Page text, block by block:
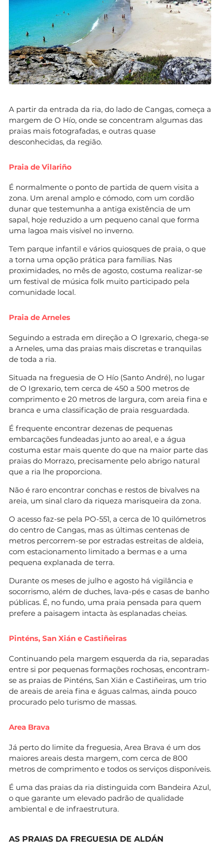
A partir da entrada da ria, do lado de Cangas, começa a
margem de O Hío, onde se concentram algumas das
praias mais fotografadas, e outras quase
desconhecidas, da região.
Praia de Vilariño
É normalmente o ponto de partida de quem visita a
zona. Um arenal amplo e cómodo, com um cordão
dunar que testemunha a antiga existência de um
sapal, hoje reduzido a um pequeno canal que forma
uma lagoa mais visível no inverno.
Tem parque infantil e vários quiosques de praia, o que
a torna uma opção prática para famílias. Nas
proximidades, no mês de agosto, costuma realizar-se
um festival de música folk muito participado pela
comunidade local.
Praia de Arneles
Seguindo a estrada em direção a O Igrexario, chega-se
a Arneles, uma das praias mais discretas e tranquilas
de toda a ria.
Situada na freguesia de O Hío (Santo André), no lugar
de O Igrexario, tem cerca de 450 a 500 metros de
comprimento e 20 metros de largura, com areia fina e
branca e uma classificação de praia resguardada.
É frequente encontrar dezenas de pequenas
embarcações fundeadas junto ao areal, e a água
costuma estar mais quente do que na maior parte das
praias do Morrazo, precisamente pelo abrigo natural
que a ria lhe proporciona.
Não é raro encontrar conchas e restos de bivalves na
areia, um sinal claro da riqueza marisqueira da zona.
O acesso faz-se pela PO-551, a cerca de 10 quilómetros
do centro de Cangas, mas as últimas centenas de
metros percorrem-se por estradas estreitas de aldeia,
com estacionamento limitado a bermas e a uma
pequena explanada de terra.
Durante os meses de julho e agosto há vigilância e
socorrismo, além de duches, lava-pés e casas de banho
públicas. É, no fundo, uma praia pensada para quem
prefere a paisagem intacta às esplanadas cheias.
Pinténs, San Xián e Castiñeiras
Continuando pela margem esquerda da ria, separadas
entre si por pequenas formações rochosas, encontram-
se as praias de Pinténs, San Xián e Castiñeiras, um trio
de areais de areia fina e águas calmas, ainda pouco
procurado pelo turismo de massas.
Area Brava
Já perto do limite da freguesia, Area Brava é um dos
maiores areais desta margem, com cerca de 800
metros de comprimento e todos os serviços disponíveis.
É uma das praias da ria distinguida com Bandeira Azul,
o que garante um elevado padrão de qualidade
ambiental e de infraestrutura.
AS PRAIAS DA FREGUESIA DE ALDÁN